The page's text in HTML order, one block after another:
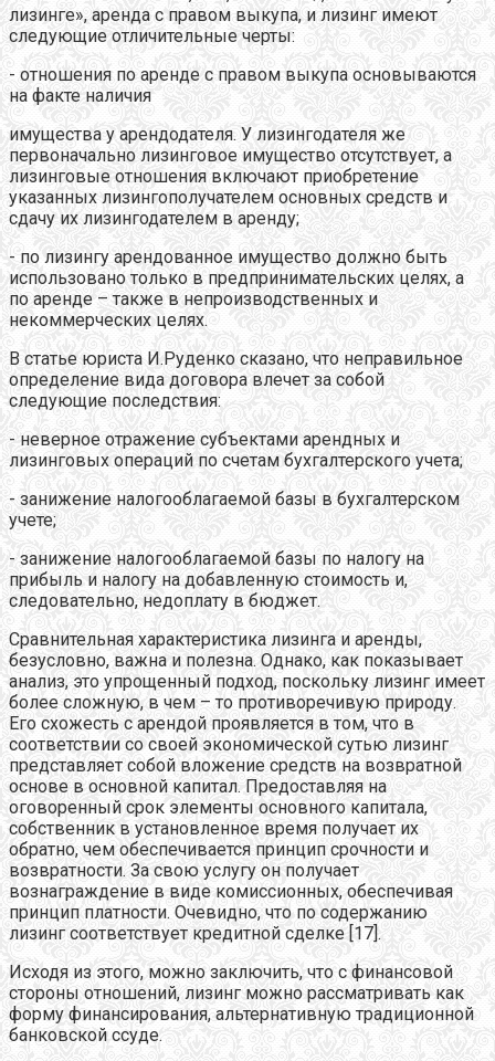
лизинге», аренда с правом выкупа, и лизинг имеют
следующие отличительные черты:
- отношения по аренде с правом выкупа основываются
на факте наличия
имущества у арендодателя. У лизингодателя же
первоначально лизинговое имущество отсутствует, а
лизинговые отношения включают приобретение
указанных лизингополучателем основных средств и
сдачу их лизингодателем в аренду;
- по лизингу арендованное имущество должно быть
использовано только в предпринимательских целях, а
по аренде – также в непроизводственных и
некоммерческих целях.
В статье юриста И.Руденко сказано, что неправильное
определение вида договора влечет за собой
следующие последствия:
- неверное отражение субъектами арендных и
лизинговых операций по счетам бухгалтерского учета;
- занижение налогооблагаемой базы в бухгалтерском
учете;
- занижение налогооблагаемой базы по налогу на
прибыль и налогу на добавленную стоимость и,
следовательно, недоплату в бюджет.
Сравнительная характеристика лизинга и аренды,
безусловно, важна и полезна. Однако, как показывает
анализ, это упрощенный подход, поскольку лизинг имеет
более сложную, в чем – то противоречивую природу.
Его схожесть с арендой проявляется в том, что в
соответствии со своей экономической сутью лизинг
представляет собой вложение средств на возвратной
основе в основной капитал. Предоставляя на
оговоренный срок элементы основного капитала,
собственник в установленное время получает их
обратно, чем обеспечивается принцип срочности и
возвратности. За свою услугу он получает
вознаграждение в виде комиссионных, обеспечивая
принцип платности. Очевидно, что по содержанию
лизинг соответствует кредитной сделке [17].
Исходя из этого, можно заключить, что с финансовой
стороны отношений, лизинг можно рассматривать как
форму финансирования, альтернативную традиционной
банковской ссуде.